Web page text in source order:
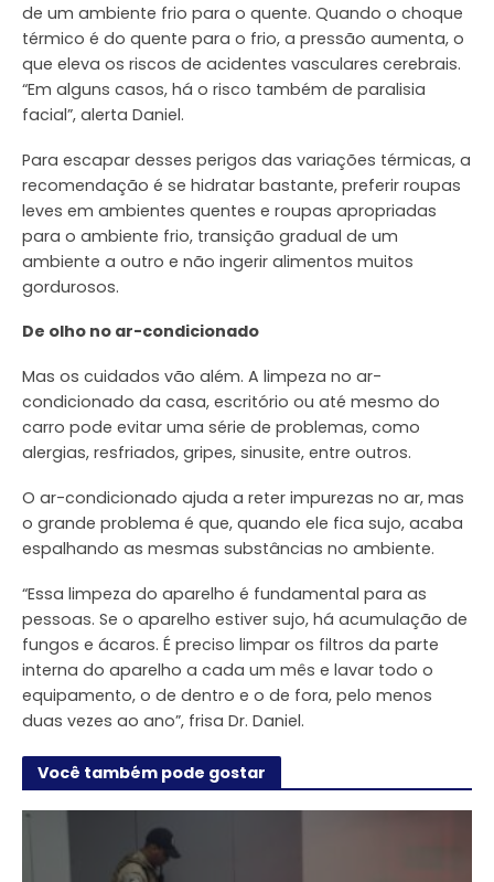
de um ambiente frio para o quente. Quando o choque
térmico é do quente para o frio, a pressão aumenta, o
que eleva os riscos de acidentes vasculares cerebrais.
“Em alguns casos, há o risco também de paralisia
facial”, alerta Daniel.
Para escapar desses perigos das variações térmicas, a
recomendação é se hidratar bastante, preferir roupas
leves em ambientes quentes e roupas apropriadas
para o ambiente frio, transição gradual de um
ambiente a outro e não ingerir alimentos muitos
gordurosos.
De olho no ar-condicionado
Mas os cuidados vão além. A limpeza no ar-
condicionado da casa, escritório ou até mesmo do
carro pode evitar uma série de problemas, como
alergias, resfriados, gripes, sinusite, entre outros.
O ar-condicionado ajuda a reter impurezas no ar, mas
o grande problema é que, quando ele fica sujo, acaba
espalhando as mesmas substâncias no ambiente.
“Essa limpeza do aparelho é fundamental para as
pessoas. Se o aparelho estiver sujo, há acumulação de
fungos e ácaros. É preciso limpar os filtros da parte
interna do aparelho a cada um mês e lavar todo o
equipamento, o de dentro e o de fora, pelo menos
duas vezes ao ano”, frisa Dr. Daniel.
Você também pode gostar